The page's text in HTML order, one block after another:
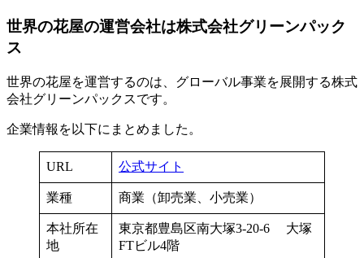
世界の花屋の運営会社は株式会社グリーンパック
ス
世界の花屋を運営するのは、グローバル事業を展開する株式
会社グリーンパックスです。
企業情報を以下にまとめました。
URL 公式サイト
業種 商業（卸売業、小売業）
本社所在
地
東京都豊島区南大塚3-20-6
大塚
FTビル4階